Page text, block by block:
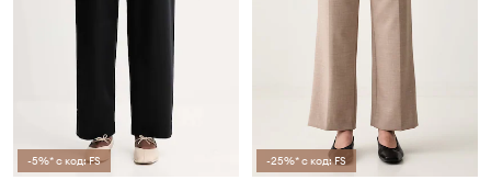
-5%* с код: FS -25%* с код: FS